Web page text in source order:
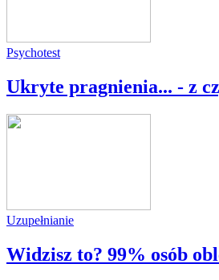
Psychotest
Ukryte pragnienia... - z
Uzupełnianie
Widzisz to? 99% osób